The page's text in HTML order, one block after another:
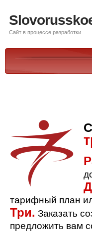
Сайт в процессе разработки
тарифный план
Три. Заказать
предложить вам